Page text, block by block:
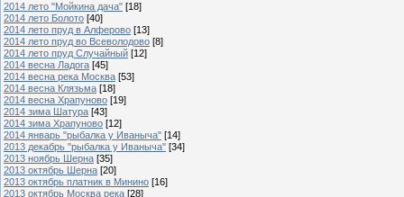
2014 лето "Мойкина дача" [18]
2014 лето Болото [40]
2014 лето пруд в Алферово [13]
2014 лето пруд во Всеволодово [8]
2014 лето пруд Случайный [12]
2014 весна Ладога [45]
2014 весна река Москва [53]
2014 весна Клязьма [18]
2014 весна Храпуново [19]
2014 зима Шатура [43]
2014 зима Храпуново [12]
2014 январь "рыбалка у Иваныча" [14]
2013 декабрь "рыбалка у Иваныча" [34]
2013 ноябрь Шерна [35]
2013 октябрь Шерна [20]
2013 октябрь платник в Минино [16]
2013 октябрь Москва река [28]